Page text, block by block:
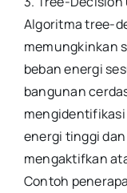
Algoritma tree-
memungkinkan
beban energi
bangunan
energi tinggi
mengaktifkan
Contoh